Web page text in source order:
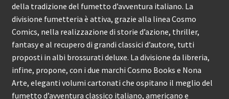
della tradizione del fumetto d’avventura italiano. La
divisione fumetteria è attiva, grazie alla linea Cosmo
Comics, nella realizzazione di storie d’azione, thriller,
fantasy e al recupero di grandi classici d’autore, tutti
proposti in albi brossurati deluxe. La divisione da libreria,
infine, propone, con i due marchi Cosmo Books e Nona
Arte, eleganti volumi cartonati che ospitano il meglio del
fumetto d’avventura classico italiano, americano e